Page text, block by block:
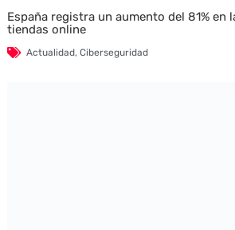
España registra un aumento del 81% en
tiendas online
Actualidad, Ciberseguridad